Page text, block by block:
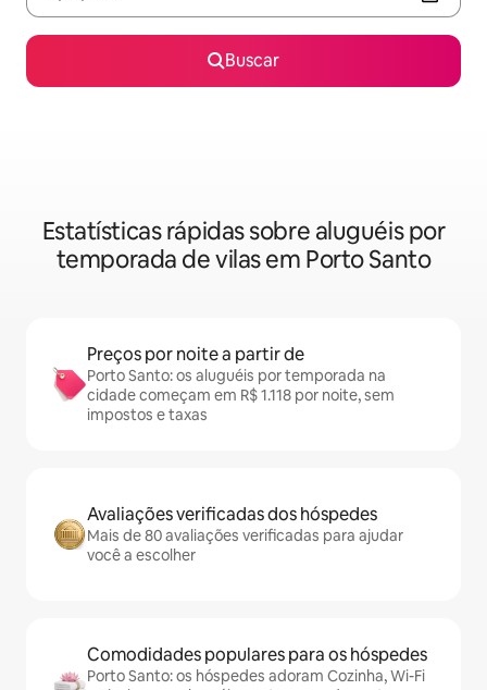
Buscar
Estatísticas rápidas sobre aluguéis por
temporada de vilas em Porto Santo
Preços por noite a partir de
Porto Santo: os aluguéis por temporada na
cidade começam em R$ 1.118 por noite, sem
impostos e taxas
Avaliações verificadas dos hóspedes
Mais de 80 avaliações verificadas para ajudar
você a escolher
Comodidades populares para os hóspedes
Porto Santo: os hóspedes adoram Cozinha, Wi-Fi